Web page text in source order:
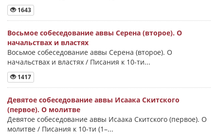
1643
Восьмое собеседование аввы Серена (второе). О
начальствах и властях
Восьмое собеседование аввы Серена (второе). О
начальствах и властях / Писания к 10-ти...
1417
Девятое собеседование аввы Исаака Скитского
(первое). О молитве
Девятое собеседование аввы Исаака Скитского (первое). О
молитве / Писания к 10-ти (1–...